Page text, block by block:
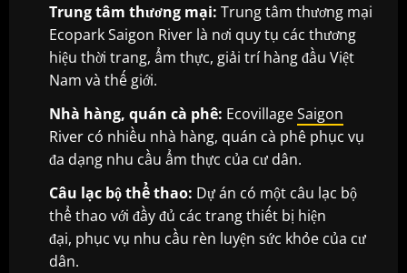
Trung tâm thương mại: Trung tâm thương mại
Ecopark Saigon River là nơi quy tụ các thương
hiệu thời trang, ẩm thực, giải trí hàng đầu Việt
Nam và thế giới.
Nhà hàng, quán cà phê: EcovillageSaigon
River có nhiều nhà hàng, quán cà phê phục vụ
đa dạng nhu cầu ẩm thực của cư dân.
Câu lạc bộ thể thao: Dự án có một câu lạc bộ
thể thao với đầy đủ các trang thiết bị hiện
đại, phục vụ nhu cầu rèn luyện sức khỏe của cư
dân.